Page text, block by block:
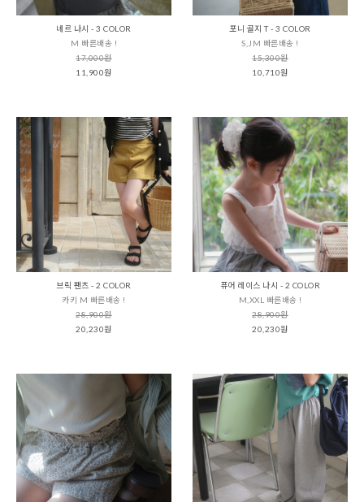
네르 나시 - 3 COLOR
M 빠른배송 !
17,000원
11,900원
포니 골지 T - 3 COLOR
S,JM 빠른배송 !
15,300원
10,710원
브릭 팬츠 - 2 COLOR
카키 M 빠른배송 !
28,900원
20,230원
퓨어 레이스 나시 - 2 COLOR
M,XXL 빠른배송 !
28,900원
20,230원